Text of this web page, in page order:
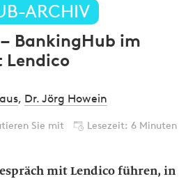
ARCHIV
BankingHub im
Lendico
, Dr. Jörg Howein
Sie mit Lesezeit: 6 Minuten
mit Lendico führen, in